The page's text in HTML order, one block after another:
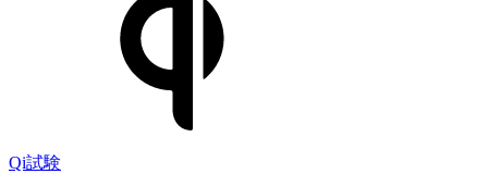
Qi試験